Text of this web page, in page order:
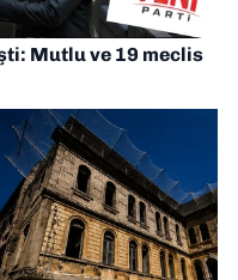
Mutlu ve 19 meclis